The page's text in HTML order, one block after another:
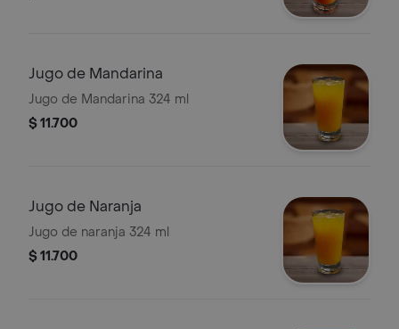
Jugo de Mandarina
Jugo de Mandarina 324 ml
$ 11.700
Jugo de Naranja
Jugo de naranja 324 ml
$ 11.700